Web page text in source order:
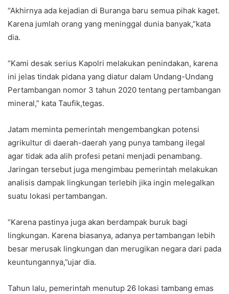
“Akhirnya ada kejadian di Buranga baru semua pihak kaget.
Karena jumlah orang yang meninggal dunia banyak,”kata
dia.
“Kami desak serius Kapolri melakukan penindakan, karena
ini jelas tindak pidana yang diatur dalam Undang-Undang
Pertambangan nomor 3 tahun 2020 tentang pertambangan
mineral,” kata Taufik,tegas.
Jatam meminta pemerintah mengembangkan potensi
agrikultur di daerah-daerah yang punya tambang ilegal
agar tidak ada alih profesi petani menjadi penambang.
Jaringan tersebut juga mengimbau pemerintah melakukan
analisis dampak lingkungan terlebih jika ingin melegalkan
suatu lokasi pertambangan.
“Karena pastinya juga akan berdampak buruk bagi
lingkungan. Karena biasanya, adanya pertambangan lebih
besar merusak lingkungan dan merugikan negara dari pada
keuntungannya,”ujar dia.
Tahun lalu, pemerintah menutup 26 lokasi tambang emas